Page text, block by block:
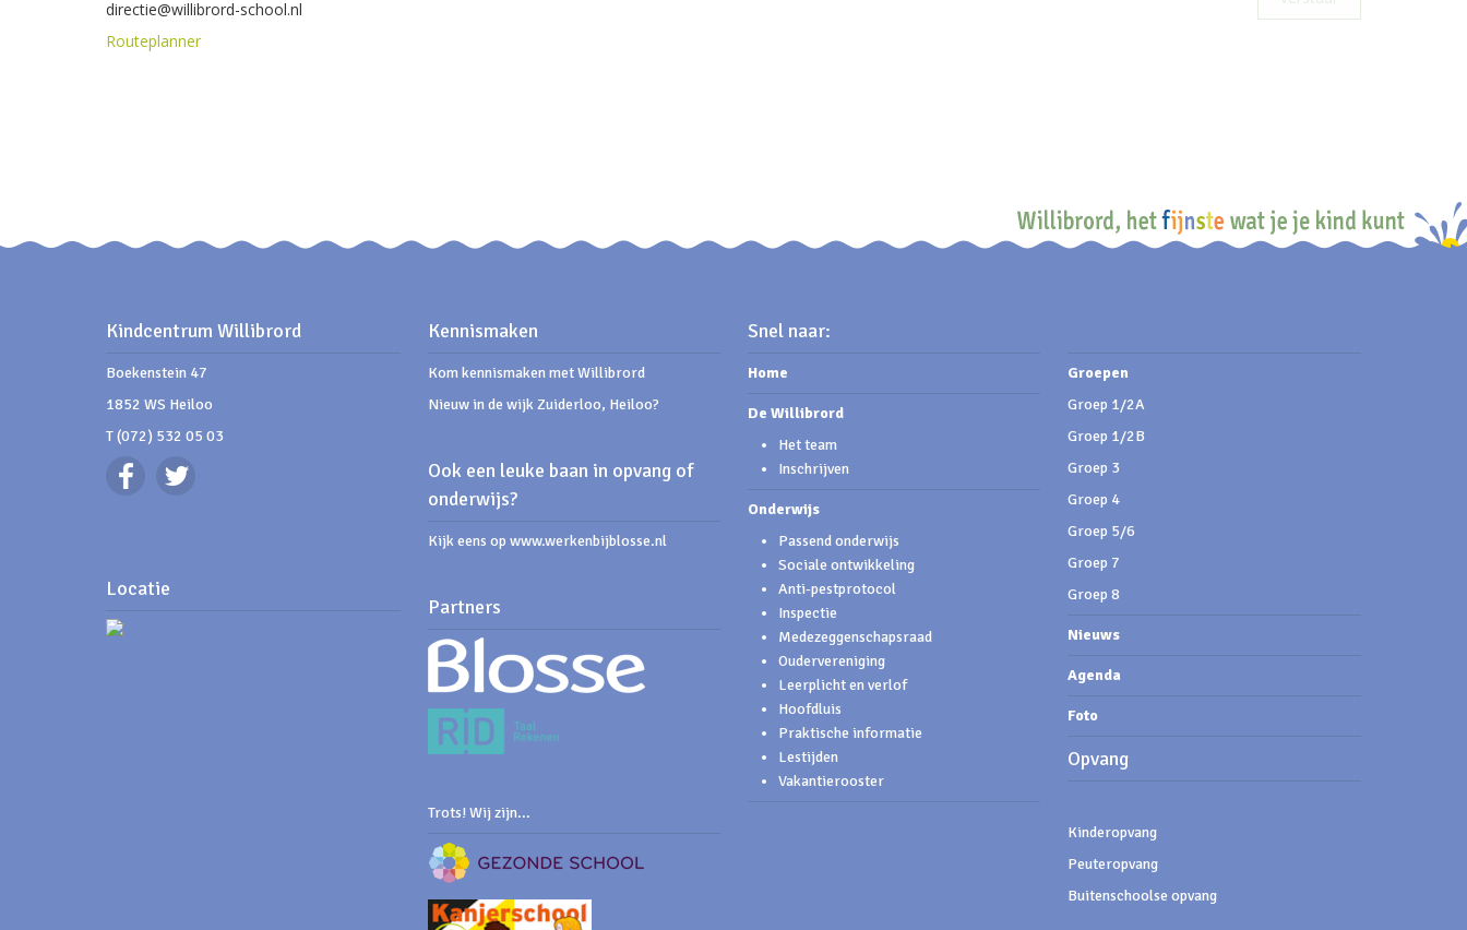
directie@willibrord-school.nl
Routeplanner
Kindcentrum Willibrord
Boekenstein 47
1852 WS Heiloo
T (072) 532 05 03
Locatie
Kennismaken
Kom kennismaken met Willibrord
Nieuw in de wijk Zuiderloo, Heiloo?
Ook een leuke baan in opvang of
onderwijs?
Kijk eens op www.werkenbijblosse.nl
Partners
Trots! Wij zijn...
Snel naar:
Home
De Willibrord
Het team
Inschrijven
Onderwijs
Passend onderwijs
Sociale ontwikkeling
Anti-pestprotocol
Inspectie
Medezeggenschapsraad
Oudervereniging
Leerplicht en verlof
Hoofdluis
Praktische informatie
Lestijden
Vakantierooster
Groepen
Groep 1/2A
Groep 1/2B
Groep 3
Groep 4
Groep 5/6
Groep 7
Groep 8
Nieuws
Agenda
Foto
Opvang
Kinderopvang
Peuteropvang
Buitenschoolse opvang